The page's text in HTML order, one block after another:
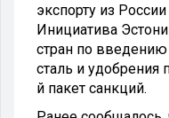
экспорту из
Инициатива
стран по
сталь и
й пакет санкций.